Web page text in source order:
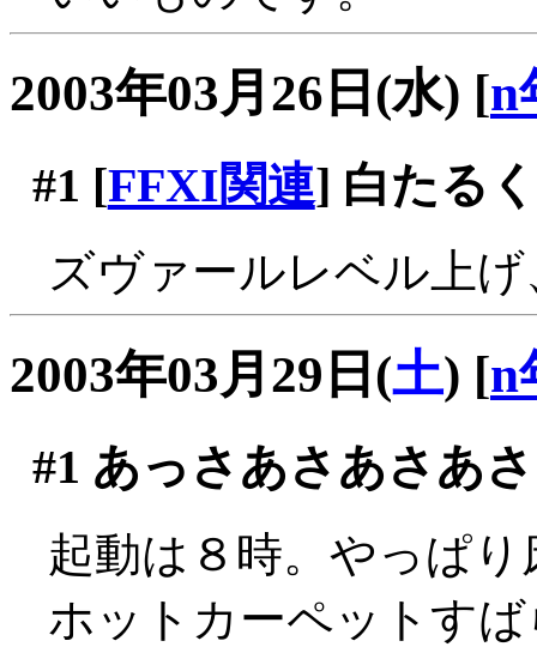
2003年03月26日(水) [n
#1 [FFXI関連] 白たる
ズヴァールレベル上
2003年03月29日(土) [n
#1 あっさあさあさあ
起動は８時。やっぱ
ホットカーペットす